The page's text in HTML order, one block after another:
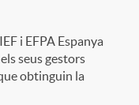
i EFPA Espanya
seus gestors
obtinguin la